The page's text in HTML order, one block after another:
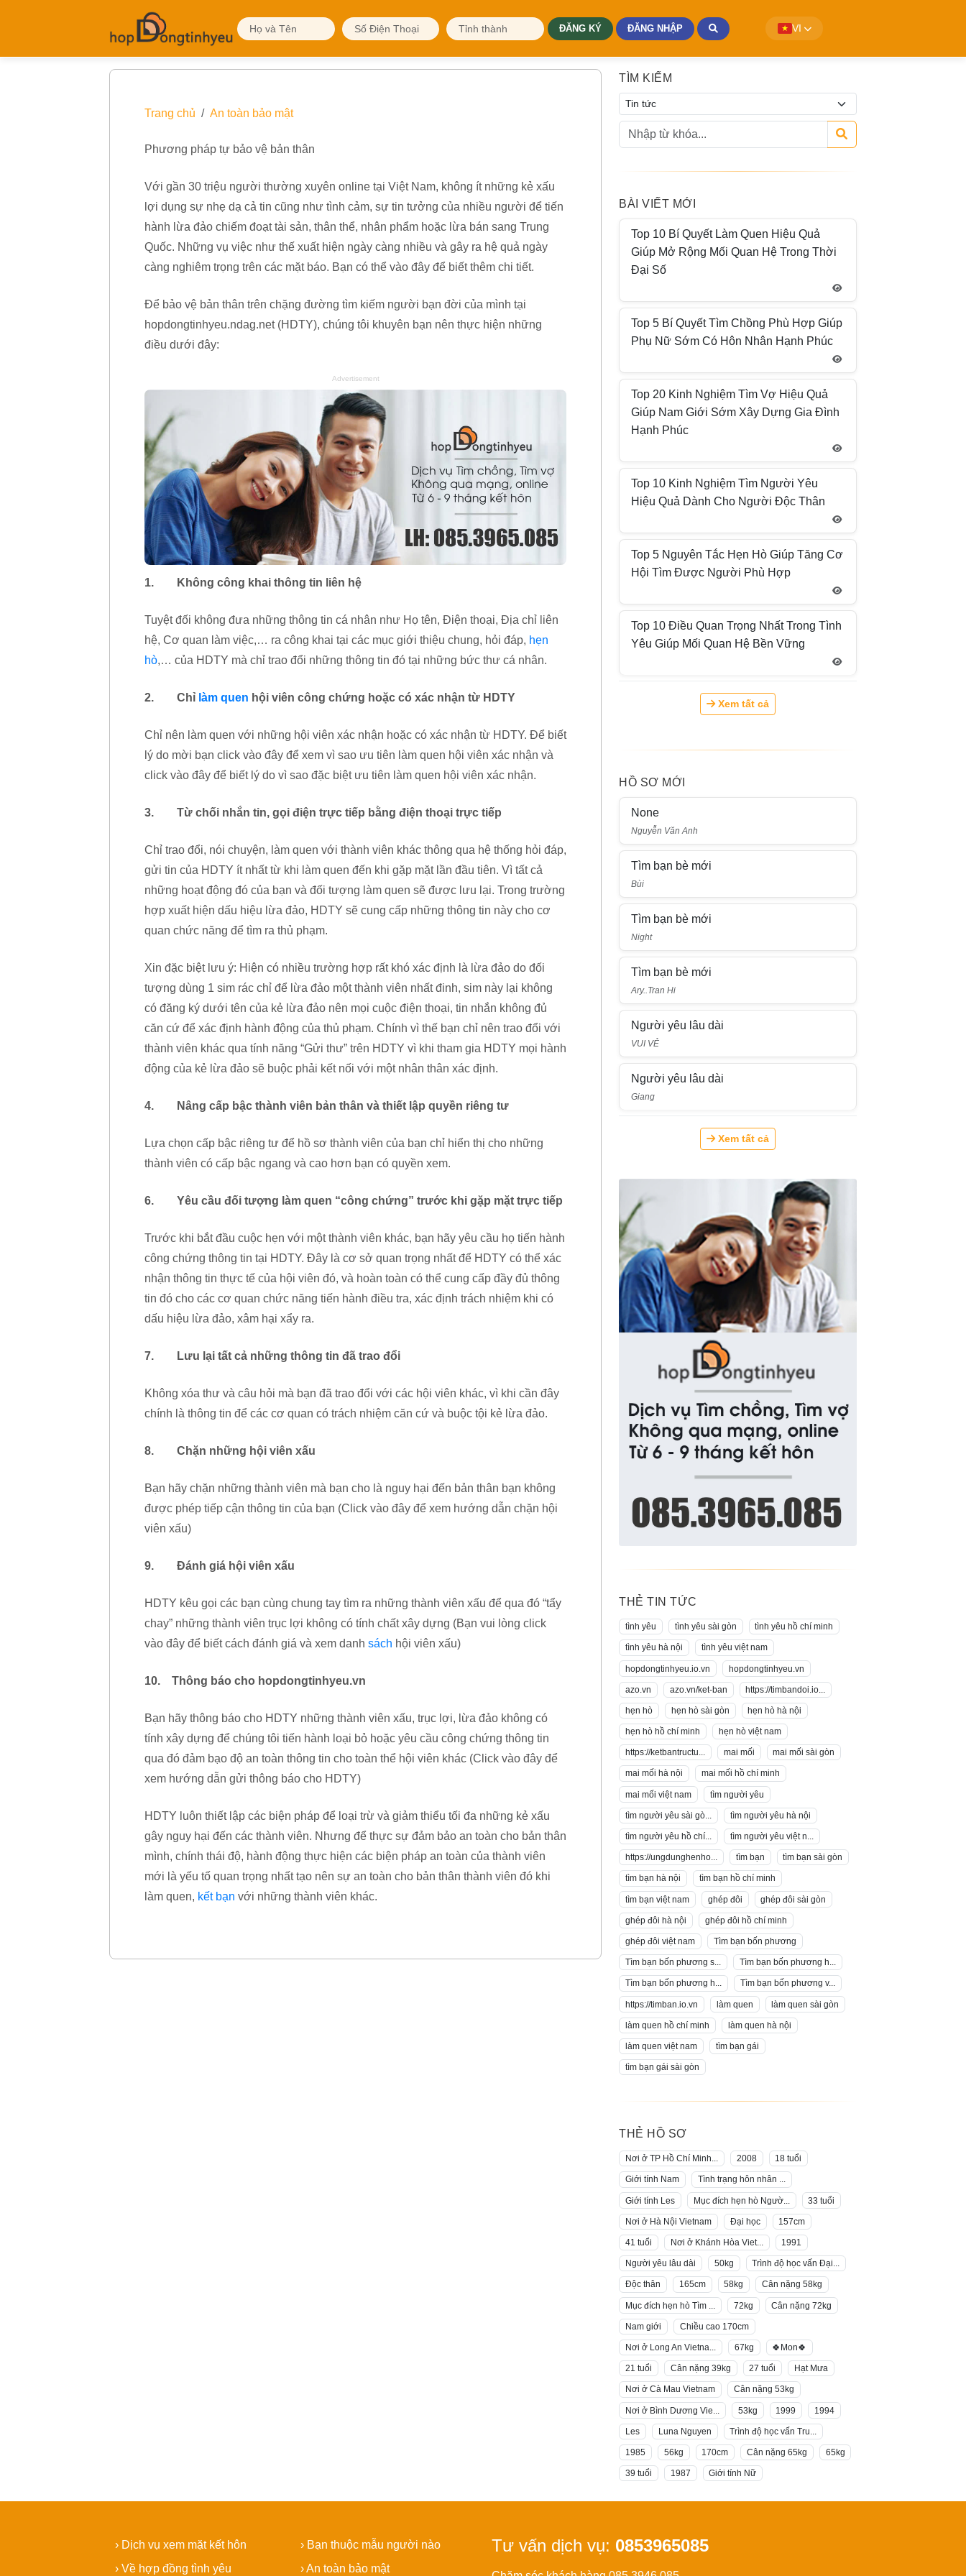
ĐĂNG KÝ ĐĂNG NHẬP VI
Trang chủ An toàn bảo mật
Phương pháp tự bảo vệ bản thân
Với gần 30 triệu người thường xuyên online tại Việt Nam, không ít những kẻ xấu
lợi dụng sự nhẹ dạ cả tin cũng như tình cảm, sự tin tưởng của nhiều người để tiến
hành lừa đảo chiếm đoạt tài sản, thân thể, nhân phẩm hoặc lừa bán sang Trung
Quốc. Những vụ việc như thế xuất hiện ngày càng nhiều và gây ra hệ quả ngày
càng nghiêm trọng trên các mặt báo. Bạn có thể vào đây để biết thêm chi tiết.
Để bảo vệ bản thân trên chặng đường tìm kiếm người bạn đời của mình tại
hopdongtinhyeu.ndag.net (HDTY), chúng tôi khuyên bạn nên thực hiện những
điều dưới đây:
Advertisement
1. Không công khai thông tin liên hệ
Tuyệt đối không đưa những thông tin cá nhân như Họ tên, Điện thoại, Địa chỉ liên
hệ, Cơ quan làm việc,… ra công khai tại các mục giới thiệu chung, hỏi đáp, hẹn
hò,… của HDTY mà chỉ trao đổi những thông tin đó tại những bức thư cá nhân.
2. Chỉ làm quen hội viên công chứng hoặc có xác nhận từ HDTY
Chỉ nên làm quen với những hội viên xác nhận hoặc có xác nhận từ HDTY. Để biết
lý do mời bạn click vào đây để xem vì sao ưu tiên làm quen hội viên xác nhận và
click vào đây để biết lý do vì sao đặc biệt ưu tiên làm quen hội viên xác nhận.
3. Từ chối nhắn tin, gọi điện trực tiếp bằng điện thoại trực tiếp
Chỉ trao đổi, nói chuyện, làm quen với thành viên khác thông qua hệ thống hỏi đáp,
gửi tin của HDTY ít nhất từ khi làm quen đến khi gặp mặt lần đầu tiên. Vì tất cả
những hoạt động đó của bạn và đối tượng làm quen sẽ được lưu lại. Trong trường
hợp xuất hiện dấu hiệu lừa đảo, HDTY sẽ cung cấp những thông tin này cho cơ
quan chức năng để tìm ra thủ phạm.
Xin đặc biệt lưu ý: Hiện có nhiều trường hợp rất khó xác định là lừa đảo do đối
tượng dùng 1 sim rác chỉ để lừa đảo một thành viên nhất đinh, sim này lại không
có đăng ký dưới tên của kẻ lừa đảo nên mọi cuộc điện thoại, tin nhắn không đủ
căn cứ để xác định hành động của thủ phạm. Chính vì thế bạn chỉ nên trao đổi với
thành viên khác qua tính năng “Gửi thư” trên HDTY vì khi tham gia HDTY mọi hành
động của kẻ lừa đảo sẽ buộc phải kết nối với một nhân thân xác định.
4. Nâng cấp bậc thành viên bản thân và thiết lập quyền riêng tư
Lựa chọn cấp bậc riêng tư để hồ sơ thành viên của bạn chỉ hiển thị cho những
thành viên có cấp bậc ngang và cao hơn bạn có quyền xem.
6. Yêu cầu đối tượng làm quen “công chứng” trước khi gặp mặt trực tiếp
Trước khi bắt đầu cuộc hẹn với một thành viên khác, bạn hãy yêu cầu họ tiến hành
công chứng thông tin tại HDTY. Đây là cơ sở quan trọng nhất để HDTY có thể xác
nhận thông tin thực tế của hội viên đó, và hoàn toàn có thể cung cấp đầy đủ thông
tin đó cho các cơ quan chức năng tiến hành điều tra, xác định trách nhiệm khi có
dấu hiệu lừa đảo, xâm hại xẩy ra.
7. Lưu lại tất cả những thông tin đã trao đổi
Không xóa thư và câu hỏi mà bạn đã trao đổi với các hội viên khác, vì khi cần đây
chính là thông tin để các cơ quan có trách nhiệm căn cứ và buộc tội kẻ lừa đảo.
8. Chặn những hội viên xấu
Bạn hãy chặn những thành viên mà bạn cho là nguy hại đến bản thân bạn không
được phép tiếp cận thông tin của bạn (Click vào đây để xem hướng dẫn chặn hội
viên xấu)
9. Đánh giá hội viên xấu
HDTY kêu gọi các bạn cùng chung tay tìm ra những thành viên xấu để qua đó “tẩy
chay” những thành viên trục lợi không có tính chất xây dựng (Bạn vui lòng click
vào đây để biết cách đánh giá và xem danh sách hội viên xấu)
10. Thông báo cho hopdongtinhyeu.vn
Bạn hãy thông báo cho HDTY những thành viên xấu, trục lợi, lừa đảo không có
tính xây dựng để chúng tôi tiến hành loại bỏ hoặc yêu cầu công chứng thông tin
qua đó đảm bạo độ an toàn thông tin cho toàn thể hội viên khác (Click vào đây để
xem hướng dẫn gửi thông báo cho HDTY)
HDTY luôn thiết lập các biện pháp để loại trừ và giảm thiểu tối đa những kẻ xấu
gây nguy hại đến các thành viên. Nhưng để thực sự đảm bảo an toàn cho bản thân
mình, chính thái độ, hành động thực hiện các biện pháp an toàn của thành viên
mới là yếu tố quan trọng nhất tạo nên sự an toàn cho bản thân thành viên đó khi
làm quen, kết bạn với những thành viên khác.
TÌM KIẾM
BÀI VIẾT MỚI
Top 10 Bí Quyết Làm Quen Hiệu Quả
Giúp Mở Rộng Mối Quan Hệ Trong Thời
Đại Số
Top 5 Bí Quyết Tìm Chồng Phù Hợp Giúp
Phụ Nữ Sớm Có Hôn Nhân Hạnh Phúc
Top 20 Kinh Nghiệm Tìm Vợ Hiệu Quả
Giúp Nam Giới Sớm Xây Dựng Gia Đình
Hạnh Phúc
Top 10 Kinh Nghiệm Tìm Người Yêu
Hiệu Quả Dành Cho Người Độc Thân
Top 5 Nguyên Tắc Hẹn Hò Giúp Tăng Cơ
Hội Tìm Được Người Phù Hợp
Top 10 Điều Quan Trọng Nhất Trong Tình
Yêu Giúp Mối Quan Hệ Bền Vững
Xem tất cả
HỒ SƠ MỚI
None
Nguyễn Văn Anh
Tìm bạn bè mới
Bùi
Tìm bạn bè mới
Night
Tìm bạn bè mới
Ary..Tran Hi
Người yêu lâu dài
VUI VẺ
Người yêu lâu dài
Giang
Xem tất cả
THẺ TIN TỨC
tình yêu tình yêu sài gòn tình yêu hồ chí minh
tình yêu hà nội tình yêu việt nam
hopdongtinhyeu.io.vn hopdongtinhyeu.vn
azo.vn azo.vn/ket-ban https://timbandoi.io...
hẹn hò hẹn hò sài gòn hẹn hò hà nội
hẹn hò hồ chí minh hẹn hò việt nam
https://ketbantructu... mai mối mai mối sài gòn
mai mối hà nội mai mối hồ chí minh
mai mối việt nam tìm người yêu
tìm người yêu sài gò... tìm người yêu hà nội
tìm người yêu hồ chí... tìm người yêu việt n...
https://ungdunghenho... tìm bạn tìm bạn sài gòn
tìm bạn hà nội tìm bạn hồ chí minh
tìm bạn việt nam ghép đôi ghép đôi sài gòn
ghép đôi hà nội ghép đôi hồ chí minh
ghép đôi việt nam Tìm bạn bốn phương
Tìm bạn bốn phương s... Tìm bạn bốn phương h...
Tìm bạn bốn phương h... Tìm bạn bốn phương v...
https://timban.io.vn làm quen làm quen sài gòn
làm quen hồ chí minh làm quen hà nội
làm quen việt nam tìm bạn gái
tìm bạn gái sài gòn
THẺ HỒ SƠ
Nơi ở TP Hồ Chí Minh... 2008 18 tuổi
Giới tính Nam Tình trạng hôn nhân ...
Giới tính Les Mục đích hẹn hò Ngườ... 33 tuổi
Nơi ở Hà Nội Vietnam Đại học 157cm
41 tuổi Nơi ở Khánh Hòa Viet... 1991
Người yêu lâu dài 50kg Trình độ học vấn Đại...
Độc thân 165cm 58kg Cân nặng 58kg
Mục đích hẹn hò Tìm ... 72kg Cân nặng 72kg
Nam giới Chiều cao 170cm
Nơi ở Long An Vietna... 67kg 🍀Mon🍀
21 tuổi Cân nặng 39kg 27 tuổi Hạt Mưa
Nơi ở Cà Mau Vietnam Cân nặng 53kg
Nơi ở Bình Dương Vie... 53kg 1999 1994
Les Luna Nguyen Trình độ học vấn Tru...
1985 56kg 170cm Cân nặng 65kg 65kg
39 tuổi 1987 Giới tính Nữ
› Dịch vụ xem mặt kết hôn
› Về hợp đồng tình yêu
› Bạn thuộc mẫu người nào
› An toàn bảo mật
Tư vấn dịch vụ: 0853965085